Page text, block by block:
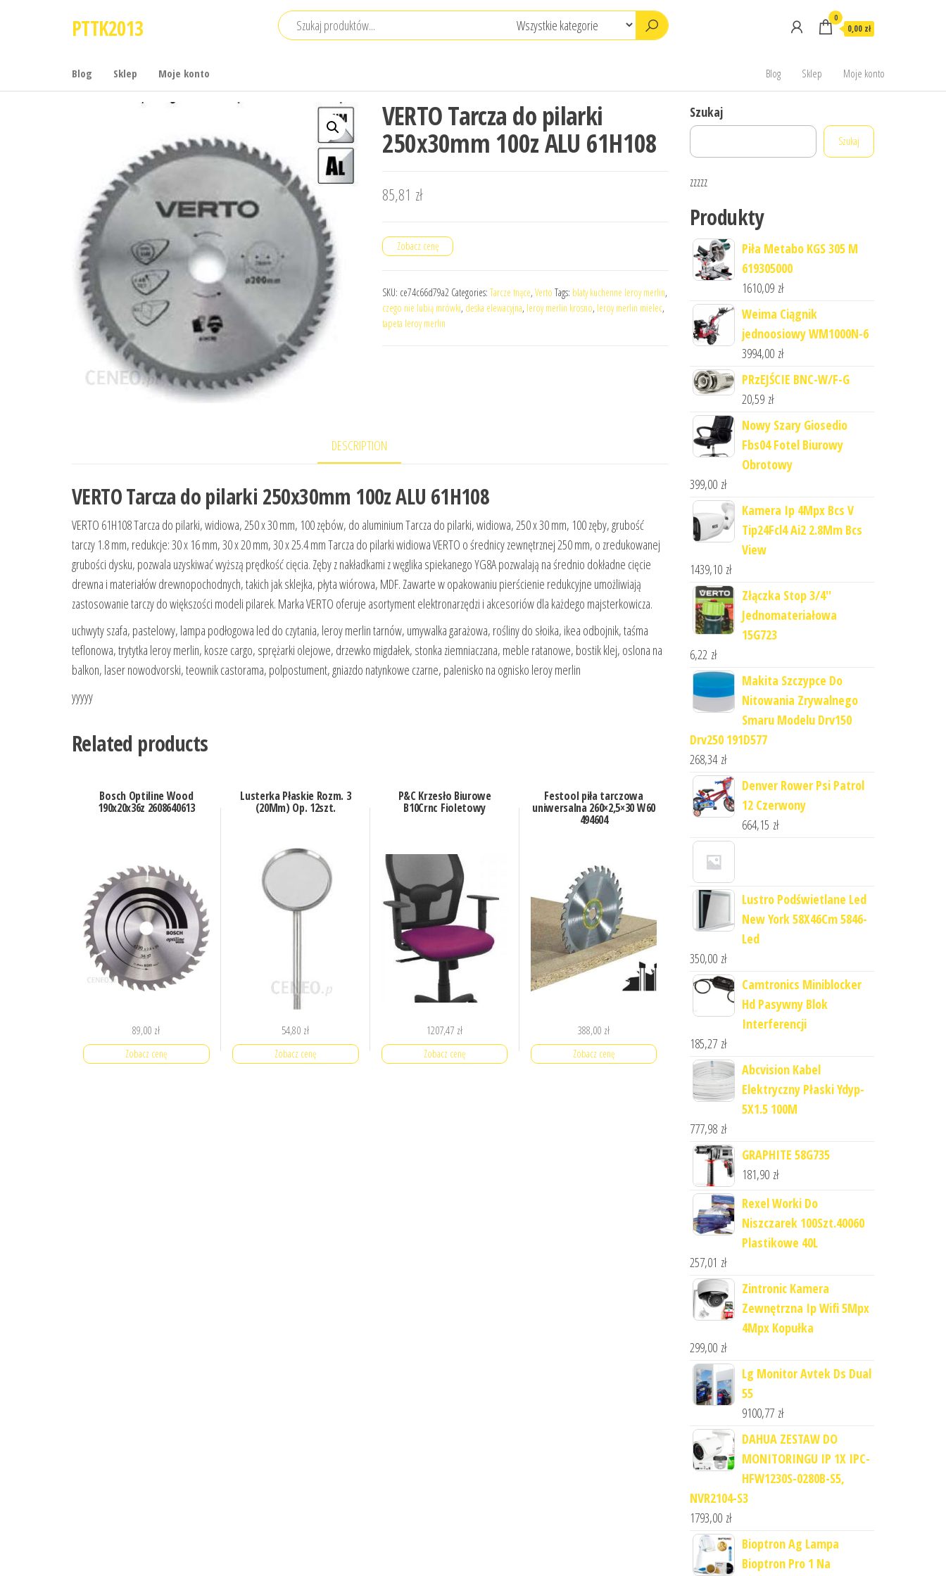
PTTK2013 0
0,00 zł
Blog Sklep Moje konto Blog Sklep Moje konto
VERTO Tarcza do pilarki
250x30mm 100z ALU 61H108
85,81 zł
Zobacz cenę
SKU: ce74c66d79a2 Categories: Tarcze tnące, Verto Tags: blaty kuchenne leroy merlin,
czego nie lubią mrówki, deska elewacyjna, leroy merlin krosno, leroy merlin mielec,
tapeta leroy merlin
DESCRIPTION
VERTO Tarcza do pilarki 250x30mm 100z ALU 61H108
VERTO 61H108 Tarcza do pilarki, widiowa, 250 x 30 mm, 100 zębów, do aluminium Tarcza do pilarki, widiowa, 250 x 30 mm, 100 zęby, grubość
tarczy 1.8 mm, redukcje: 30 x 16 mm, 30 x 20 mm, 30 x 25.4 mm Tarcza do pilarki widiowa VERTO o średnicy zewnętrznej 250 mm, o zredukowanej
grubości dysku, pozwala uzyskiwać wyższą prędkość cięcia. Zęby z nakładkami z węglika spiekanego YG8A pozwalają na średnio dokładne cięcie
drewna i materiałów drewnopochodnych, takich jak sklejka, płyta wiórowa, MDF. Zawarte w opakowaniu pierścienie redukcyjne umożliwiają
zastosowanie tarczy do większości modeli pilarek. Marka VERTO oferuje asortyment elektronarzędzi i akcesoriów dla każdego majsterkowicza.
uchwyty szafa, pastelowy, lampa podłogowa led do czytania, leroy merlin tarnów, umywalka garażowa, rośliny do słoika, ikea odbojnik, taśma
teflonowa, trytytka leroy merlin, kosze cargo, sprężarki olejowe, drzewko migdałek, stonka ziemniaczana, meble ratanowe, bostik klej, oslona na
balkon, laser nowodvorski, teownik castorama, polpostument, gniazdo natynkowe czarne, palenisko na ognisko leroy merlin
yyyyy
Related products
Bosch Optiline Wood
190x20x36z 2608640613
89,00 zł
Zobacz cenę
Lusterka Płaskie Rozm. 3
(20Mm) Op. 12szt.
54,80 zł
Zobacz cenę
P&C Krzesło Biurowe
B10Crnc Fioletowy
1207,47 zł
Zobacz cenę
Festool piła tarczowa
uniwersalna 260×2,5×30 W60
494604
388,00 zł
Zobacz cenę
Szukaj
Szukaj
zzzzz
Produkty
Piła Metabo KGS 305 M
619305000
1610,09 zł
Weima Ciągnik
jednoosiowy WM1000N-6
3994,00 zł
PRzEJŚCIE BNC-W/F-G
20,59 zł
Nowy Szary Giosedio
Fbs04 Fotel Biurowy
Obrotowy
399,00 zł
Kamera Ip 4Mpx Bcs V
Tip24Fcl4 Ai2 2.8Mm Bcs
View
1439,10 zł
Złączka Stop 3/4''
Jednomateriałowa
15G723
6,22 zł
Makita Szczypce Do
Nitowania Zrywalnego
Smaru Modelu Drv150
Drv250 191D577
268,34 zł
Denver Rower Psi Patrol
12 Czerwony
664,15 zł
Lustro Podświetlane Led
New York 58X46Cm 5846-
Led
350,00 zł
Camtronics Miniblocker
Hd Pasywny Blok
Interferencji
185,27 zł
Abcvision Kabel
Elektryczny Płaski Ydyp-
5X1.5 100M
777,98 zł
GRAPHITE 58G735
181,90 zł
Rexel Worki Do
Niszczarek 100Szt.40060
Plastikowe 40L
257,01 zł
Zintronic Kamera
Zewnętrzna Ip Wifi 5Mpx
4Mpx Kopułka
299,00 zł
Lg Monitor Avtek Ds Dual
55
9100,77 zł
DAHUA ZESTAW DO
MONITORINGU IP 1X IPC-
HFW1230S-0280B-S5,
NVR2104-S3
1793,00 zł
Bioptron Ag Lampa
Bioptron Pro 1 Na